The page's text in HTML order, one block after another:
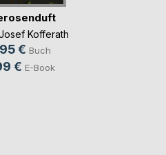
Kofferath
€ Buch
€ E-Book